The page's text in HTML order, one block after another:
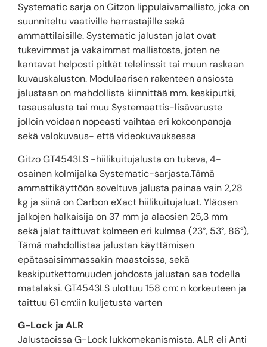
Systematic sarja on Gitzon lippulaivamallisto, joka on
suunniteltu vaativille harrastajille sekä
ammattilaisille. Systematic jalustan jalat ovat
tukevimmat ja vakaimmat mallistosta, joten ne
kantavat helposti pitkät telelinssit tai muun raskaan
kuvauskaluston. Modulaarisen rakenteen ansiosta
jalustaan on mahdollista kiinnittää mm. keskiputki,
tasausalusta tai muu Systemaattis-lisävaruste
jolloin voidaan nopeasti vaihtaa eri kokoonpanoja
sekä valokuvaus- että videokuvauksessa
Gitzo GT4543LS -hiilikuitujalusta on tukeva, 4-
osainen kolmijalka Systematic-sarjasta.Tämä
ammattikäyttöön soveltuva jalusta painaa vain 2,28
kg ja siinä on Carbon eXact hiilikuitujaluat. Yläosen
jalkojen halkaisija on 37 mm ja alaosien 25,3 mm
sekä jalat taittuvat kolmeen eri kulmaa (23°, 53°, 86°),
Tämä mahdollistaa jalustan käyttämisen
epätasaisimmassakin maastoissa, sekä
keskiputkettomuuden johdosta jalustan saa todella
matalaksi. GT4543LS ulottuu 158 cm: n korkeuteen ja
taittuu 61 cm:iin kuljetusta varten
G-Lock ja ALR
Jalustaoissa G-Lock lukkomekanismista. ALR eli Anti